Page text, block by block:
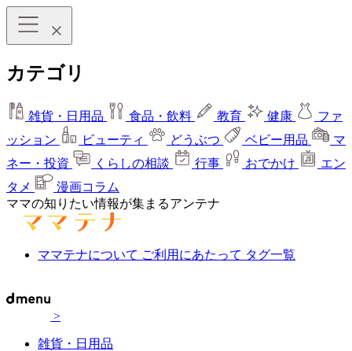
カテゴリ
雑貨・日用品 食品・飲料 教育 健康
ファ
ッション
ビューティ どうぶつ ベビー用品
マ
ネー・投資
くらしの相談 行事 おでかけ
エン
タメ
漫画コラム
ママの知りたい情報が集まるアンテナ
ママテナについて ご利用にあたって タグ一覧
>
雑貨・日用品